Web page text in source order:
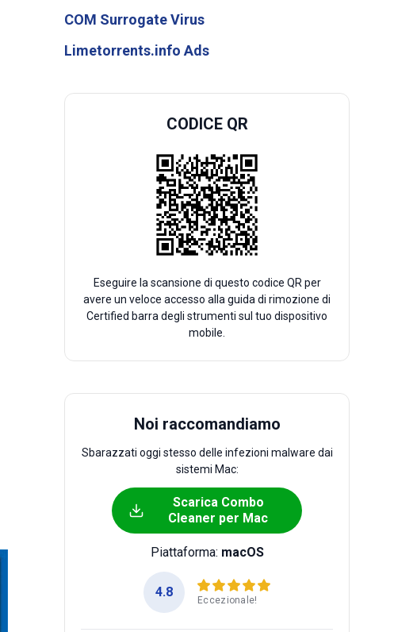
COM Surrogate Virus
Limetorrents.info Ads
CODICE QR
Eseguire la scansione di questo codice QR per
avere un veloce accesso alla guida di rimozione di
Certified barra degli strumenti sul tuo dispositivo
mobile.
Noi raccomandiamo
Sbarazzati oggi stesso delle infezioni malware dai
sistemi Mac:
Scarica Combo
Cleaner per Mac
Piattaforma: macOS
4.8
Eccezionale!